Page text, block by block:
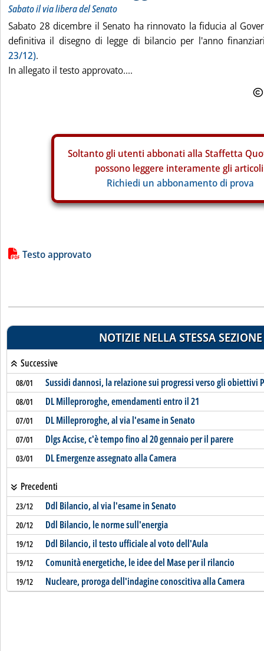
Sabato il via libera del Senato
Sabato 28 dicembre il Senato ha rinnovato la fiducia al
definitiva il disegno di legge di bilancio per l'anno
23/12).
In allegato il testo approvato....
Soltanto gli utenti abbonati alla Staffetta
possono leggere interamente gli
Richiedi un abbonamento di prova
Lista allegati PDF alla notizia
Testo approvato
NOTIZIE NELLA STESSA SEZIONE
Successive
08/01 Sussidi dannosi, la relazione sui progressi verso gli obiettivi
08/01 DL Milleproroghe, emendamenti entro il 21
07/01 DL Milleproroghe, al via l'esame in Senato
07/01 Dlgs Accise, c'è tempo fino al 20 gennaio per il parere
03/01 DL Emergenze assegnato alla Camera
Precedenti
23/12 Ddl Bilancio, al via l'esame in Senato
20/12 Ddl Bilancio, le norme sull'energia
19/12 Ddl Bilancio, il testo ufficiale al voto dell'Aula
19/12 Comunità energetiche, le idee del Mase per il rilancio
19/12 Nucleare, proroga dell'indagine conoscitiva alla Camera